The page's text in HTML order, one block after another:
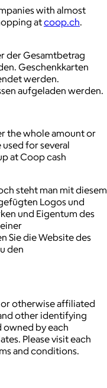
with almost
atcoop.ch.
der Gesamtbetrag
Geschenkkarten
werden.
aufgeladen werden.
the whole amount or
for several
at Coop cash
steht man mit diesem
Logos und
und Eigentum des
Sie die Website des
den
otherwise affiliated
other identifying
owned by each
Please visit each
and conditions.